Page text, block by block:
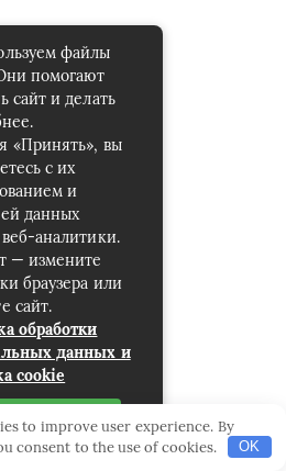
файлы
помогают
сайт и делать
«Принять», вы
с их
и
данных
аналитики.
— измените
браузера или
сайт.
обработки
данных и
cookie
to improve user experience. By
consent to the use of cookies.
OK